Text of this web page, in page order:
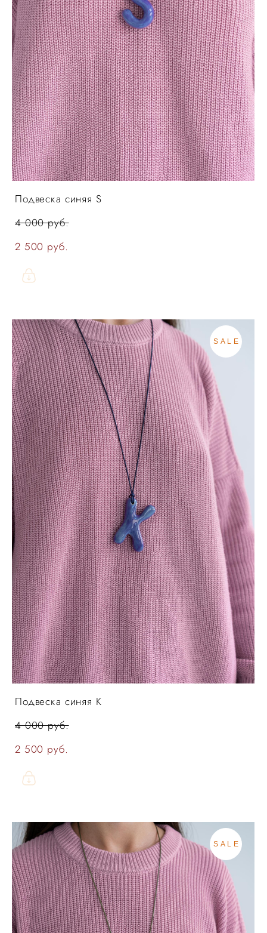
Подвеска синяя S
4 000 pуб.
2 500 pуб.
SALE
Подвеска синяя К
4 000 pуб.
2 500 pуб.
SALE